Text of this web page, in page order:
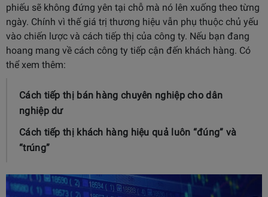
phiếu sẽ không đứng yên tại chỗ mà nó lên xuống theo từng
ngày. Chính vì thế giá trị thương hiệu vẫn phụ thuộc chủ yếu
vào chiến lược và cách tiếp thị của công ty. Nếu bạn đang
hoang mang về cách công ty tiếp cận đến khách hàng. Có
thể xem thêm:
Cách tiếp thị bán hàng chuyên nghiệp cho dân
nghiệp dư
Cách tiếp thị khách hàng hiệu quả luôn “đúng” và
“trúng”